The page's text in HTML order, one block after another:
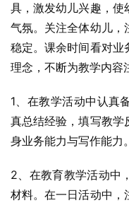
具，激发幼儿兴趣，使
气氛。关注全体幼儿，
稳定。课余时间看对业
理念，不断为教学内容
1、在教学活动中认真
真总结经验，填写教学
身业务能力与写作能力。
2、在教育教学活动中
材料。在一日活动中，